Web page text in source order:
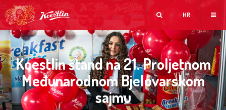
HR
Koestlin štand na 21. Proljetnom
Međunarodnom Bjelovarskom
sajmu